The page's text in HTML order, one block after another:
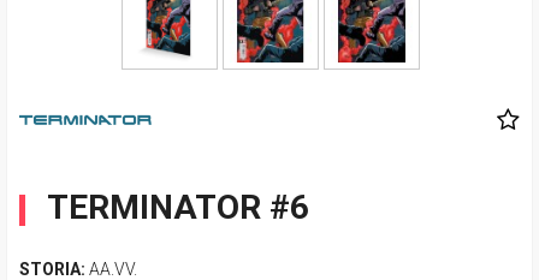
TERMINATOR #6
STORIA: AA.VV.